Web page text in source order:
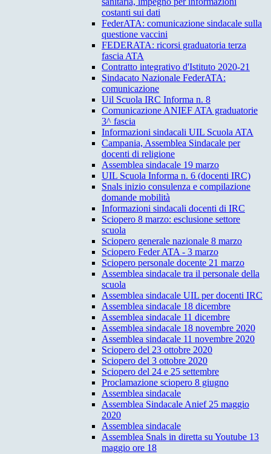
costanti sui dati
FederATA: comunicazione sindacale sulla
questione vaccini
FEDERATA: ricorsi graduatoria terza
fascia ATA
Contratto integrativo d'Istituto 2020-21
Sindacato Nazionale FederATA:
comunicazione
Uil Scuola IRC Informa n. 8
Comunicazione ANIEF ATA graduatorie
3^ fascia
Informazioni sindacali UIL Scuola ATA
Campania, Assemblea Sindacale per
docenti di religione
Assemblea sindacale 19 marzo
UIL Scuola Informa n. 6 (docenti IRC)
Snals inizio consulenza e compilazione
domande mobilità
Informazioni sindacali docenti di IRC
Sciopero 8 marzo: esclusione settore
scuola
Sciopero generale nazionale 8 marzo
Sciopero Feder ATA - 3 marzo
Sciopero personale docente 21 marzo
Assemblea sindacale tra il personale della
scuola
Assemblea sindacale UIL per docenti IRC
Assemblea sindacale 18 dicembre
Assemblea sindacale 11 dicembre
Assemblea sindacale 18 novembre 2020
Assemblea sindacale 11 novembre 2020
Sciopero del 23 ottobre 2020
Sciopero del 3 ottobre 2020
Sciopero del 24 e 25 settembre
Proclamazione sciopero 8 giugno
Assemblea sindacale
Assemblea Sindacale Anief 25 maggio
2020
Assemblea sindacale
Assemblea Snals in diretta su Youtube 13
maggio ore 18